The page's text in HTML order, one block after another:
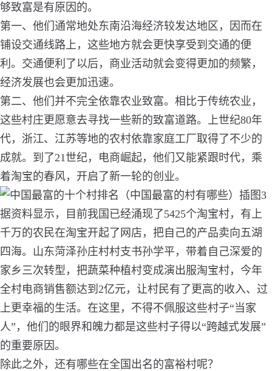
够致富是有原因的。
第一、他们通常地处东南沿海经济较发达地区 ，因而在
铺设交通线路上，这些地方就会更快享受到交通的便
利。交通便利了以后，商业活动就会变得更加的频繁，
经济发展也会更加迅速。
第二、他们并不完全依靠农业致富。相比于传统农业，
这些村庄更愿意去寻找一些新的致富道路。上世纪80年
代，浙江、江苏等地的农村依靠家庭工厂取得了不少的
成就。到了21世纪，电商崛起，他们又能紧跟时代，乘
着淘宝的春风，开启了新一轮的创业。
据资料显示，目前我国已经涌现了5425个淘宝村，有上
千万的农民在淘宝开起了网店，把自己的产品卖向五湖
四海。山东菏泽孙庄村村支书孙学平，带着自己深爱的
家乡三次转型，把蔬菜种植村变成演出服淘宝村，今年
全村电商销售额达到2亿元，让村民有了更高的收入、过
上更幸福的生活。在这里，不得不佩服这些村子“当家
人”，他们的眼界和魄力都是这些村子得以“跨越式发展”
的重要原因。
除此之外，还有哪些在全国出名的富裕村呢？